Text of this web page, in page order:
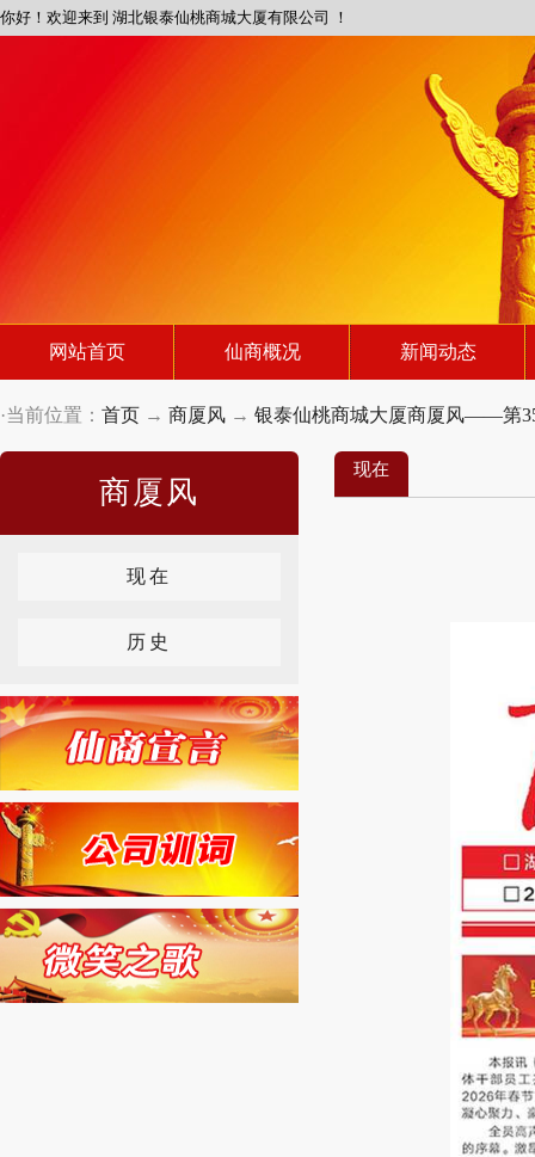
你好！欢迎来到 湖北银泰仙桃商城大厦有限公司 ！
网站首页 仙商概况 新闻动态
·当前位置： 首页 → 商厦风 → 银泰仙桃商城大厦商厦风——第
商厦风
现在
历史
现在